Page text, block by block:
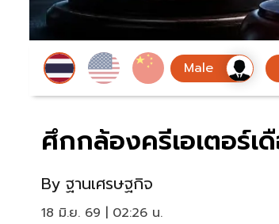
ศึกกล้องครีเอเตอร์
By ฐานเศรษฐกิจ
18 มิ.ย. 69 | 02:26 น.